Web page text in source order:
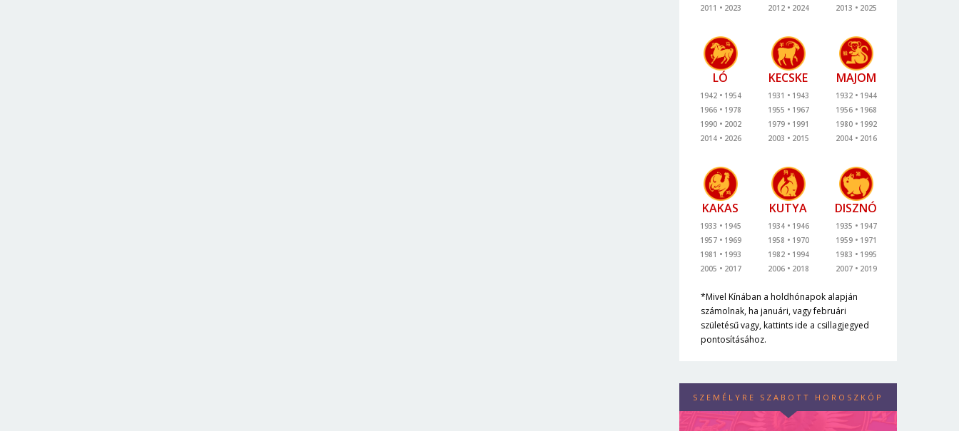
2011
2023
2012
2024
2013
2025
LÓ
1942
1954
1966
1978
1990
2002
2014
2026
KECSKE
1931
1943
1955
1967
1979
1991
2003
2015
MAJOM
1932
1944
1956
1968
1980
1992
2004
2016
KAKAS
1933
1945
1957
1969
1981
1993
2005
2017
KUTYA
1934
1946
1958
1970
1982
1994
2006
2018
DISZNÓ
1935
1947
1959
1971
1983
1995
2007
2019
*Mivel Kínában a holdhónapok alapján
számolnak, ha januári, vagy februári
születésű vagy, kattints ide a csillagjegyed
pontosításához.
SZEMÉLYRE SZABOTT HOROSZKÓP